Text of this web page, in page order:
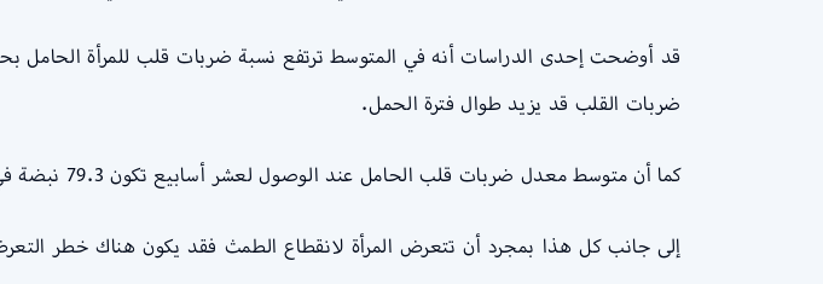
ضربات القلب قد يزيد طوال فترة الحمل.
كما أن متوسط معدل ضربات قلب الحامل عند الوصول لعشر أسابيع تكون 79.3 نبضة في الدقيقة وقد ترتفع إلى 86.9 نبضة في الدقيقة مع وصول الحامل للأسبوع الأربعين.
إلى جانب كل هذا بمجرد أن تتعرض المرأة لانقطاع الطمث فقد يكون هناك خطر